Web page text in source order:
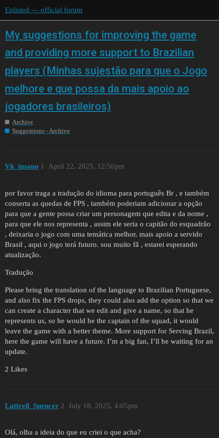
Enlisted — official forum
My suggestions for improving the game
and providing more support to Brazilian
players (Minhas sujestão para que o Jogo
melhore e que possa da mais apoio ao
jogadores brasileiros)
Archive
Suggestions - Archive
Vk_insano April 22, 2025, 12:56pm
1
por favor traga a tradução do idioma para português Br , e também
conserta as quedas de FPS , também poderiam adicionar a opção
para que a gente possa criar um personagem que edita e da nome ,
para que ele nos representa , assim ele seria o capitão do esquadrão
, deixaria o jogo com uma temática melhor. mais apoio a servido
Brasil , aqui o jogo terá futuro. sou muito fã , estarei esperando
atualização.
Tradução
Please bring the translation of the language to Brazilian Portuguese,
and also fix the FPS drops, they could also add the option so that we
can create a character that we edit and give a name, so that he
represents us, so he would be the captain of the squad, it would
leave the game with a better theme. More support for Serving Brazil,
here the game will have a future. I’m a big fan, I’ll be waiting for an
update.
2 Likes
Lattrell_Spencer July 18, 2025, 4:05pm
2
Olá, olha a ideia do que eu criei o que acha?